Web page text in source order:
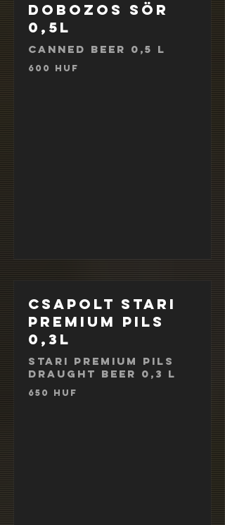
Dobozos sör
0,5l
Canned beer 0,5 l
600 HUF
Csapolt Stari
Premium Pils
0,3l
Stari Premium Pils
draught beer 0,3 l
650 HUF